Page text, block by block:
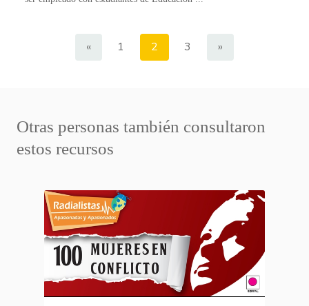
« 1 2 3 »
Otras personas también consultaron
estos recursos